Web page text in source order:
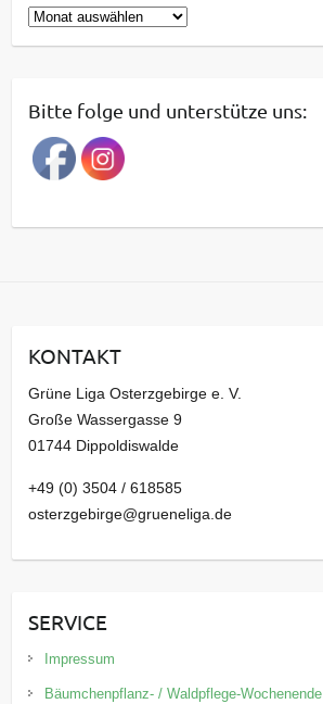
B
e
r
a
g
a
v
Bitte folge und unterstütze uns:
KONTAKT
Grüne Liga Osterzgebirge e. V.
Große Wassergasse 9
01744 Dippoldiswalde
+49 (0) 3504 / 618585
osterzgebirge@grueneliga.de
SERVICE
Impressum
Bäumchenpflanz- / Waldpflege-Wochenende